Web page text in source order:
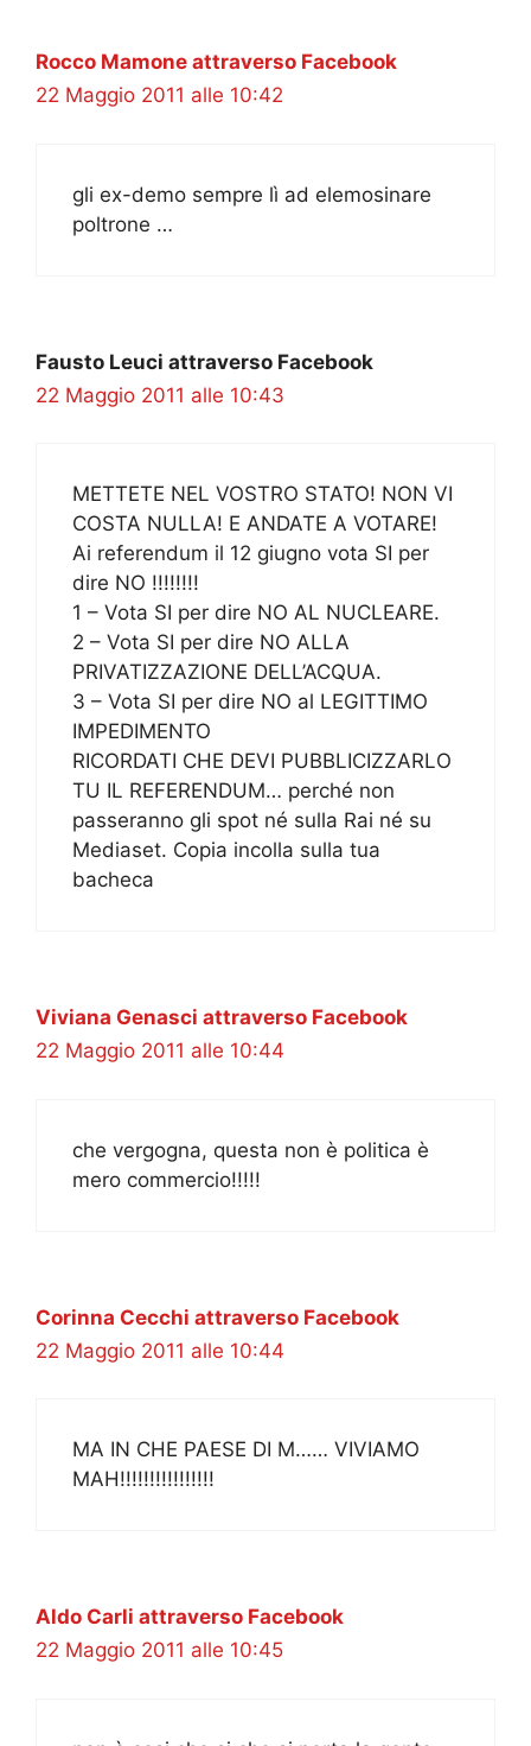
Rocco Mamone attraverso Facebook
22 Maggio 2011 alle 10:42
gli ex-demo sempre lì ad elemosinare
poltrone …
Fausto Leuci attraverso Facebook
22 Maggio 2011 alle 10:43
METTETE NEL VOSTRO STATO! NON VI
COSTA NULLA! E ANDATE A VOTARE!
Ai referendum il 12 giugno vota SI per
dire NO !!!!!!!!
1 – Vota SI per dire NO AL NUCLEARE.
2 – Vota SI per dire NO ALLA
PRIVATIZZAZIONE DELL’ACQUA.
3 – Vota SI per dire NO al LEGITTIMO
IMPEDIMENTO
RICORDATI CHE DEVI PUBBLICIZZARLO
TU IL REFERENDUM… perché non
passeranno gli spot né sulla Rai né su
Mediaset. Copia incolla sulla tua
bacheca
Viviana Genasci attraverso Facebook
22 Maggio 2011 alle 10:44
che vergogna, questa non è politica è
mero commercio!!!!!
Corinna Cecchi attraverso Facebook
22 Maggio 2011 alle 10:44
MA IN CHE PAESE DI M…… VIVIAMO
MAH!!!!!!!!!!!!!!!!
Aldo Carli attraverso Facebook
22 Maggio 2011 alle 10:45